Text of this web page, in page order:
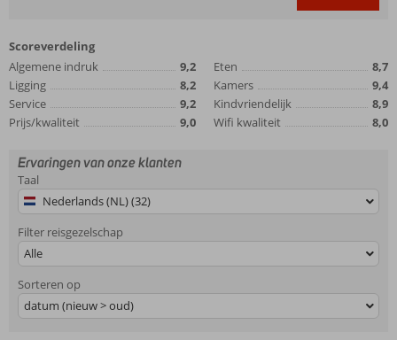
Scoreverdeling
Algemene indruk
9,2
Ligging
8,2
Service
9,2
Prijs/kwaliteit
9,0
Eten
8,7
Kamers
9,4
Kindvriendelijk
8,9
Wifi kwaliteit
8,0
Ervaringen van onze klanten
Taal
Nederlands (NL) (32)
Filter reisgezelschap
Alle
Sorteren op
datum (nieuw > oud)